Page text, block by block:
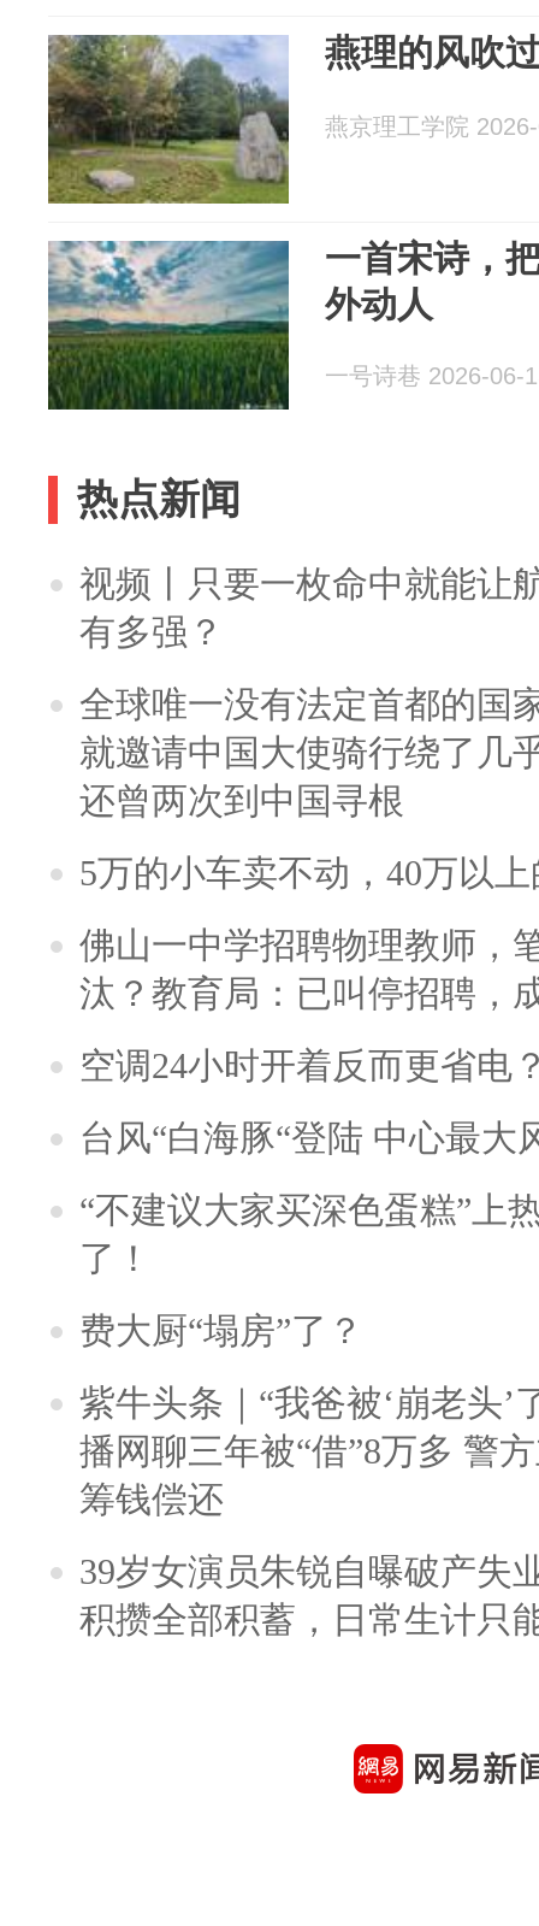
燕理的风吹
燕京理工学院
一首宋诗，
外动人
一号诗巷 2026-06-
热点新闻
视频丨只要一枚命中就能让
有多强？
全球唯一没有法定首都的国
就邀请中国大使骑行绕了几
还曾两次到中国寻根
5万的小车卖不动，40万以
佛山一中学招聘物理教师，
汰？教育局：已叫停招聘，
空调24小时开着反而更省电
台风“白海豚“登陆 中心最大
“不建议大家买深色蛋糕”上
了！
费大厨“塌房”了？
紫牛头条｜“我爸被‘崩老头’
播网聊三年被“借”8万多 警
筹钱偿还
39岁女演员朱锐自曝破产失
积攒全部积蓄，日常生计只